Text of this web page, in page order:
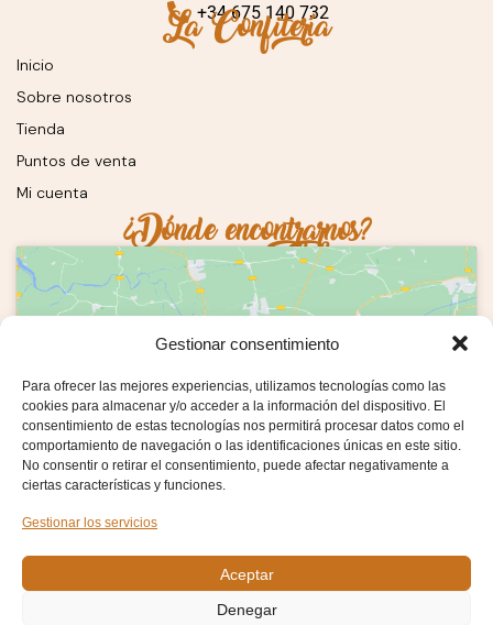
Gestionar consentimiento
Para ofrecer las mejores experiencias, utilizamos tecnologías como las
cookies para almacenar y/o acceder a la información del dispositivo. El
consentimiento de estas tecnologías nos permitirá procesar datos como el
comportamiento de navegación o las identificaciones únicas en este sitio.
No consentir o retirar el consentimiento, puede afectar negativamente a
ciertas características y funciones.
Gestionar los servicios
Aceptar
Denegar
+34 675 140 732
La Confitería
Inicio
Sobre nosotros
Tienda
Puntos de venta
Mi cuenta
¿Dónde encontrarnos?
Haz clic en «Estoy de acuerdo» para activar
Google maps
Estoy de acuerdo
C. Posito, 4, 47870 Tiedra, Valladolid